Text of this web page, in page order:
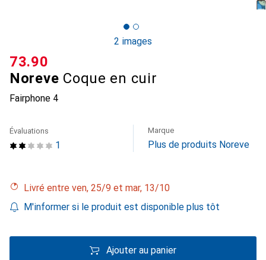
2 images
Noreve Coque en cuir
Fairphone 4
CHF
73.90
1
Évaluations Marque
Plus de produits Noreve
Livré entre ven, 25/9 et mar, 13/10
M'informer si le produit est disponible plus tôt
Ajouter au panier